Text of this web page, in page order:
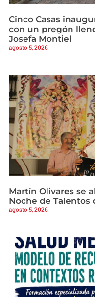
Cinco Casas
con un pregón
Josefa Montiel
agosto 5, 2026
Martín Olivares se
Noche de Talentos
agosto 5, 2026